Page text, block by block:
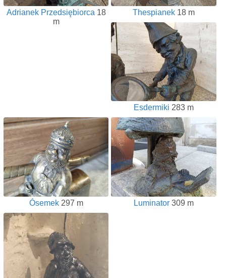
Adrianek Przedsiębiorca 18
m
Thespianek18 m
Esdermiki 283 m
Ósemek297 m Luminator309 m